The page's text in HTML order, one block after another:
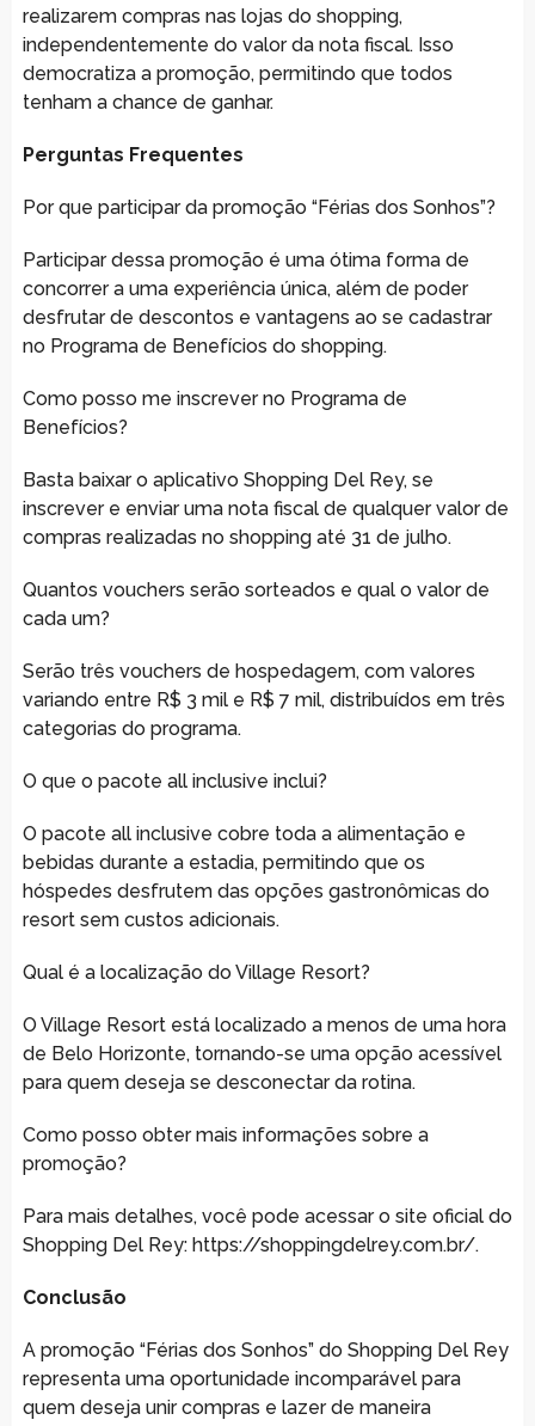
realizarem compras nas lojas do shopping,
independentemente do valor da nota fiscal. Isso
democratiza a promoção, permitindo que todos
tenham a chance de ganhar.
Perguntas Frequentes
Por que participar da promoção “Férias dos Sonhos”?
Participar dessa promoção é uma ótima forma de
concorrer a uma experiência única, além de poder
desfrutar de descontos e vantagens ao se cadastrar
no Programa de Benefícios do shopping.
Como posso me inscrever no Programa de
Benefícios?
Basta baixar o aplicativo Shopping Del Rey, se
inscrever e enviar uma nota fiscal de qualquer valor de
compras realizadas no shopping até 31 de julho.
Quantos vouchers serão sorteados e qual o valor de
cada um?
Serão três vouchers de hospedagem, com valores
variando entre R$ 3 mil e R$ 7 mil, distribuídos em três
categorias do programa.
O que o pacote all inclusive inclui?
O pacote all inclusive cobre toda a alimentação e
bebidas durante a estadia, permitindo que os
hóspedes desfrutem das opções gastronômicas do
resort sem custos adicionais.
Qual é a localização do Village Resort?
O Village Resort está localizado a menos de uma hora
de Belo Horizonte, tornando-se uma opção acessível
para quem deseja se desconectar da rotina.
Como posso obter mais informações sobre a
promoção?
Para mais detalhes, você pode acessar o site oficial do
Shopping Del Rey: https://shoppingdelrey.com.br/.
Conclusão
A promoção “Férias dos Sonhos” do Shopping Del Rey
representa uma oportunidade incomparável para
quem deseja unir compras e lazer de maneira